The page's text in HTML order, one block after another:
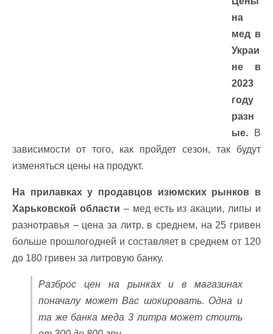
на
мед в
Украи
не в
2023
году
разн
ые. В
зависимости от того, как пройдет сезон, так будут
изменяться цены на продукт.
На прилавках у продавцов изюмских рынков в
Харьковской области – мед есть из акации, липы и
разнотравья – цена за литр, в среднем, на 25 гривен
больше прошлогодней и составляет в среднем от 120
до 180 гривен за литровую банку.
Разброс цен на рынках и в магазинах
поначалу может Вас шокировать. Одна и
та же банка меда 3 литра может стоить